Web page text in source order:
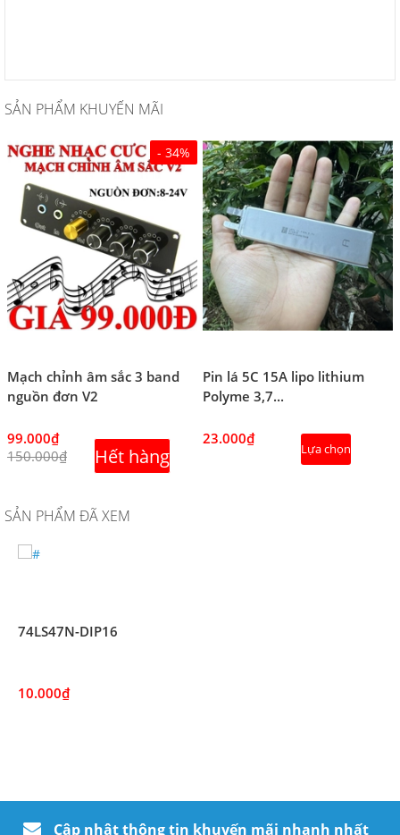
SẢN PHẨM KHUYẾN MÃI
- 34%
Mạch chỉnh âm sắc 3 band
nguồn đơn V2
99.000₫
150.000₫
Hết hàng
Pin lá 5C 15A lipo lithium
Polyme 3,7...
23.000₫
Lựa chọn
SẢN PHẨM ĐÃ XEM
74LS47N-DIP16
10.000₫
Cập nhật thông tin khuyến mãi nhanh nhất